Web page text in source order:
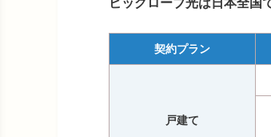
契約プラン
戸建て